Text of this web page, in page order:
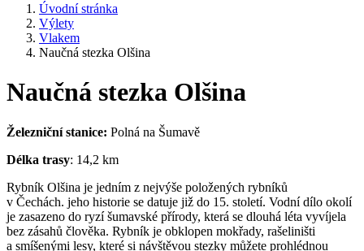
Úvodní stránka
Výlety
Vlakem
Naučná stezka Olšina
Naučná stezka Olšina
Železniční stanice: Polná na Šumavě
Délka trasy: 14,2 km
Rybník Olšina je jedním z nejvýše položených rybníků
v Čechách. jeho historie se datuje již do 15. století. Vodní dílo okolí
je zasazeno do ryzí šumavské přírody, která se dlouhá léta vyvíjela
bez zásahů člověka. Rybník je obklopen mokřady, rašeliništi
a smíšenými lesy, které si návštěvou stezky můžete prohlédnou